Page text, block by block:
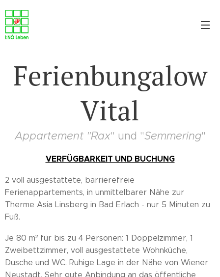
Ferienbungalow
Vital
Appartement "Rax" und "Semmering"
VERFÜGBARKEIT UND BUCHUNG
2 voll ausgestattete, barrierefreie
Ferienappartements, in unmittelbarer Nähe zur
Therme Asia Linsberg in Bad Erlach - nur 5 Minuten zu
Fuß.
Je 80 m² für bis zu 4 Personen: 1 Doppelzimmer, 1
Zweibettzimmer, voll ausgestattete Wohnküche,
Dusche und WC. Ruhige Lage in der Nähe von Wiener
Neustadt. Sehr gute Anbindung an das öffentliche